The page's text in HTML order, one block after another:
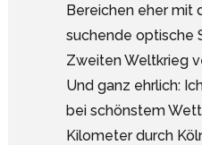
Bereichen eher mit
suchende optische
Zweiten Weltkrieg
Und ganz ehrlich:
bei schönstem
Kilometer durch